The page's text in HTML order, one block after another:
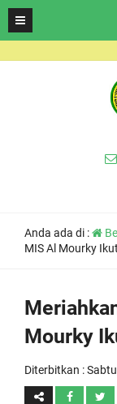
Anda ada di :
MIS Al Mourky
Mourky
Diterbitkan :